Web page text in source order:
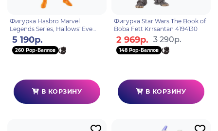
Фигурка Hasbro Marvel
Legends Series, Hallows' Eve
5010996197078
5 190р.
260 Pop-Баллов
В КОРЗИНУ
Фигурка Star Wars The Book of
Boba Fett Krrsantan 4194130
2 969р. 3 290р.
148 Pop-Баллов
В КОРЗИНУ